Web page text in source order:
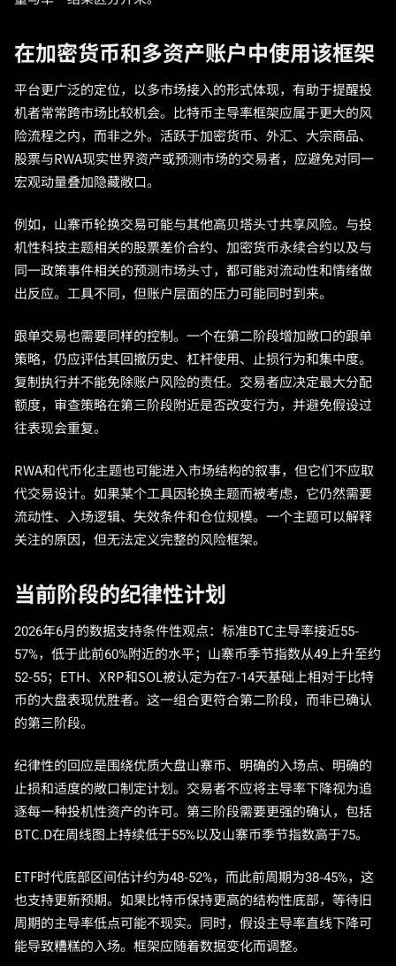
在加密货币和多资产账户中使用该框架
平台更广泛的定位，以多市场接入的形式体现，有助于提醒投
机者常常跨市场比较机会。比特币主导率框架应属于更大的风
险流程之内，而非之外。活跃于加密货币、外汇、大宗商品、
股票与RWA现实世界资产或预测市场的交易者，应避免对同一
宏观动量叠加隐藏敞口。
例如，山寨币轮换交易可能与其他高贝塔头寸共享风险。与投
机性科技主题相关的股票差价合约、加密货币永续合约以及与
同一政策事件相关的预测市场头寸，都可能对流动性和情绪做
出反应。工具不同，但账户层面的压力可能同时到来。
跟单交易也需要同样的控制。一个在第二阶段增加敞口的跟单
策略，仍应评估其回撤历史、杠杆使用、止损行为和集中度。
复制执行并不能免除账户风险的责任。交易者应决定最大分配
额度，审查策略在第三阶段附近是否改变行为，并避免假设过
往表现会重复。
RWA和代币化主题也可能进入市场结构的叙事，但它们不应取
代交易设计。如果某个工具因轮换主题而被考虑，它仍然需要
流动性、入场逻辑、失效条件和仓位规模。一个主题可以解释
关注的原因，但无法定义完整的风险框架。
当前阶段的纪律性计划
2026年6月的数据支持条件性观点：标准BTC主导率接近55-
57%，低于此前60%附近的水平；山寨币季节指数从49上升至约
52-55；ETH、XRP和SOL被认定为在7-14天基础上相对于比特
币的大盘表现优胜者。这一组合更符合第二阶段，而非已确认
的第三阶段。
纪律性的回应是围绕优质大盘山寨币、明确的入场点、明确的
止损和适度的敞口制定计划。交易者不应将主导率下降视为追
逐每一种投机性资产的许可。第三阶段需要更强的确认，包括
BTC.D在周线图上持续低于55%以及山寨币季节指数高于75。
ETF时代底部区间估计约为48-52%，而此前周期为38-45%，这
也支持更新预期。如果比特币保持更高的结构性底部，等待旧
周期的主导率低点可能不现实。同时，假设主导率直线下降可
能导致糟糕的入场。框架应随着数据变化而调整。